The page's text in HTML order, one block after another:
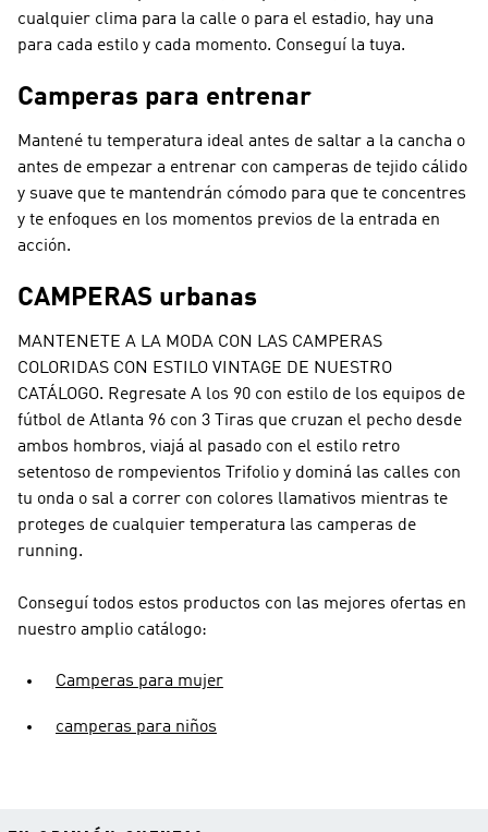
cualquier clima para la calle o para el estadio, hay una
para cada estilo y cada momento. Conseguí la tuya.
Camperas para entrenar
Mantené tu temperatura ideal antes de saltar a la cancha o
antes de empezar a entrenar con camperas de tejido cálido
y suave que te mantendrán cómodo para que te concentres
y te enfoques en los momentos previos de la entrada en
acción.
CAMPERAS urbanas
MANTENETE A LA MODA CON LAS CAMPERAS
COLORIDAS CON ESTILO VINTAGE DE NUESTRO
CATÁLOGO. Regresate A los 90 con estilo de los equipos de
fútbol de Atlanta 96 con 3 Tiras que cruzan el pecho desde
ambos hombros, viajá al pasado con el estilo retro
setentoso de rompevientos Trifolio y dominá las calles con
tu onda o sal a correr con colores llamativos mientras te
proteges de cualquier temperatura las camperas de
running.
Conseguí todos estos productos con las mejores ofertas en
nuestro amplio catálogo:
Camperas para mujer
camperas para niños